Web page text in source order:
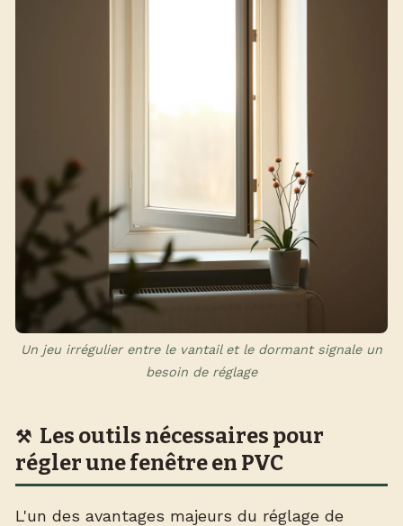
Un jeu irrégulier entre le vantail et le dormant signale un
besoin de réglage
Les outils nécessaires pour
régler une fenêtre en PVC
L'un des avantages majeurs du réglage de